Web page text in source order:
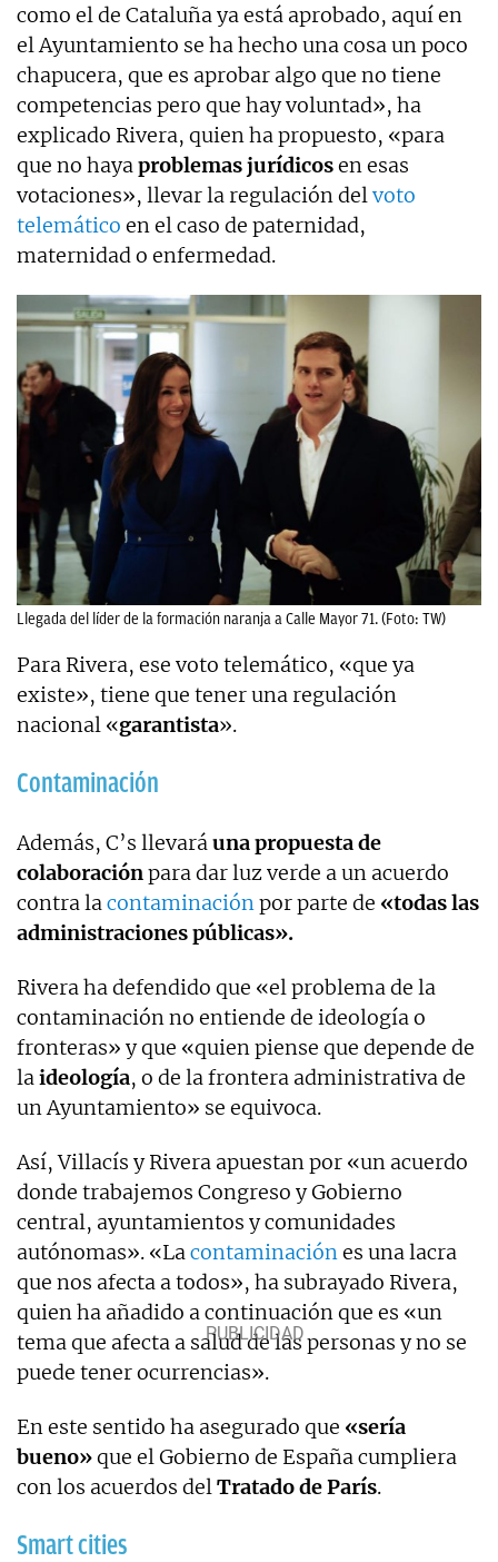
como el de Cataluña ya está aprobado, aquí en
el Ayuntamiento se ha hecho una cosa un poco
chapucera, que es aprobar algo que no tiene
competencias pero que hay voluntad», ha
explicado Rivera, quien ha propuesto, «para
que no hayaproblemas jurídicosen esas
votaciones», llevar la regulación delvoto
telemático en el caso de paternidad,
maternidad o enfermedad.
Llegada del líder de la formación naranja a Calle Mayor 71. (Foto: TW)
Para Rivera, ese voto telemático, «que ya
existe», tiene que tener una regulación
nacional «garantista».
Contaminación
Además, C’s llevaráuna propuesta de
colaboraciónpara dar luz verde a un acuerdo
contra lacontaminaciónpor parte de «todas las
administraciones públicas».
Rivera ha defendido que «el problema de la
contaminación no entiende de ideología o
fronteras» y que «quien piense que depende de
laideología, o de la frontera administrativa de
un Ayuntamiento» se equivoca.
Así, Villacís y Rivera apuestan por «un acuerdo
donde trabajemos Congreso y Gobierno
central, ayuntamientos y comunidades
autónomas». «Lacontaminaciónes una lacra
que nos afecta a todos», ha subrayado Rivera,
quien ha añadido a continuación que es «un
tema que afecta a salud de las personas y no se
puede tener ocurrencias».
En este sentido ha asegurado que «sería
bueno»que el Gobierno de España cumpliera
con los acuerdos delTratado de París.
Smart cities